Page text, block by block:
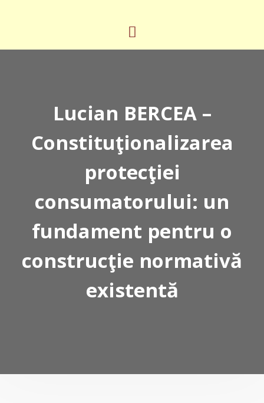
Lucian BERCEA –
Constituţionalizarea
protecţiei
consumatorului: un
fundament pentru o
construcţie normativă
existentă